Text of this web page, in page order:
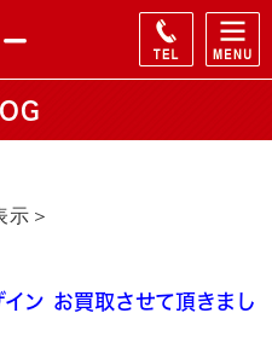
示＞
ン お買取させて頂きまし